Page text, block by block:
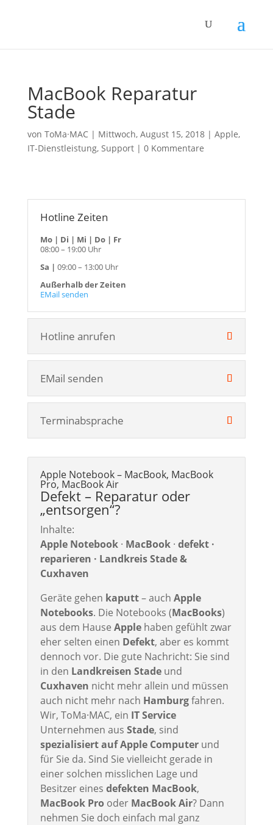
MacBook Reparatur
Stade
von ToMa·MAC| Mittwoch, August 15, 2018| Apple,
IT-Dienstleistung, Support| 0 Kommentare
Hotline Zeiten
Mo | Di | Mi | Do | Fr
08:00 – 19:00 Uhr
Sa | 09:00 – 13:00 Uhr
Außerhalb der Zeiten
EMail senden
Hotline anrufen
EMail senden
Terminabsprache
Apple Notebook – MacBook, MacBook
Pro, MacBook Air
Defekt – Reparatur oder
„entsorgen“?
Inhalte:
Apple Notebook· MacBook· defekt ·
reparieren · Landkreis Stade &
Cuxhaven
Geräte gehen kaputt– auch Apple
Notebooks. Die Notebooks (MacBooks)
aus dem Hause Applehaben gefühlt zwar
eher selten einen Defekt, aber es kommt
dennoch vor. Die gute Nachricht: Sie sind
in den Landkreisen Stadeund
Cuxhaven nicht mehr allein und müssen
auch nicht mehr nach Hamburgfahren.
Wir, ToMa·MAC, ein IT Service
Unternehmen aus Stade, sind
spezialisiert auf Apple Computerund
für Sie da. Sind Sie vielleicht gerade in
einer solchen misslichen Lage und
Besitzer eines defekten MacBook,
MacBook Prooder MacBook Air? Dann
nehmen Sie doch einfach mal ganz